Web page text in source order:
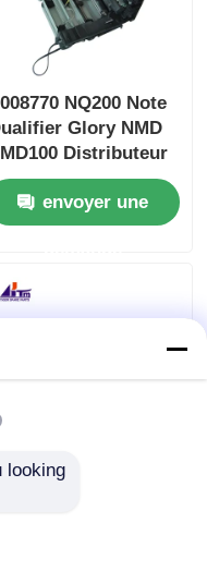
NQ200 Note
Glory NMD
Distributeur
Pièces
envoyer une
NMD100
looking